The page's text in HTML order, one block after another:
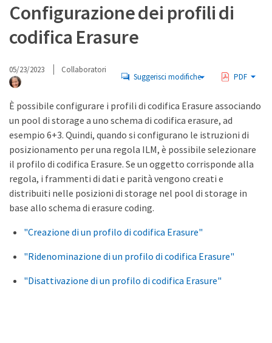
Configurazione dei profili di
codifica Erasure
05/23/2023 Collaboratori
Suggerisci modifiche PDF
È possibile configurare i profili di codifica Erasure associando
un pool di storage a uno schema di codifica erasure, ad
esempio 6+3. Quindi, quando si configurano le istruzioni di
posizionamento per una regola ILM, è possibile selezionare
il profilo di codifica Erasure. Se un oggetto corrisponde alla
regola, i frammenti di dati e parità vengono creati e
distribuiti nelle posizioni di storage nel pool di storage in
base allo schema di erasure coding.
"Creazione di un profilo di codifica Erasure"
"Ridenominazione di un profilo di codifica Erasure"
"Disattivazione di un profilo di codifica Erasure"